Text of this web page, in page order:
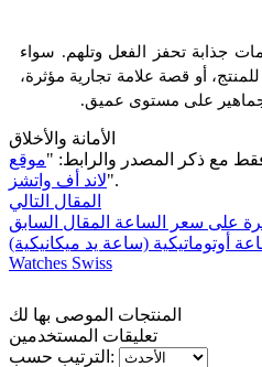
جذابة تحفز الفعل وتلهم. سواء
أو قصة علامة تجارية مؤثرة،
على مستوى عميق.
الأمانة والأخلاق
مع ذكر المصدر والرابط: "موقع
لاند أف واتشز".
المقال التالي
على سعر الساعة المقال السابق
أوتوماتيكية (ساعة يد ميكانيكية)
Watches Swiss
المنتجات الموصى بها لك
تعليقات المستخدمين
الترتيب حسب: